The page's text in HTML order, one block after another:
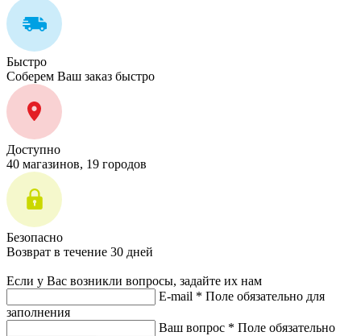
Быстро
Соберем Ваш заказ быстро
Доступно
40 магазинов, 19 городов
Безопасно
Возврат в течение 30 дней
Если у Вас возникли вопросы, задайте их нам
E-mail * Поле обязательно для
заполнения
Ваш вопрос * Поле обязательно